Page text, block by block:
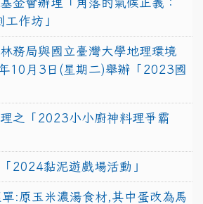
作坊」
務局與國立臺灣大學地理環境
10月3日(星期二)舉辦「2023國
之「2023小小廚神料理爭霸
2024黏泥遊戲場活動」
:原玉米濃湯食材,其中蛋改為馬